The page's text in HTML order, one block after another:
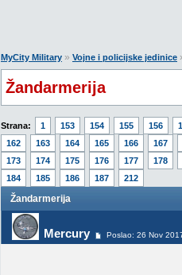
MyCity Military » Vojne i policijske jedinice
Žandarmerija
Strana: 1 153 154 155 156
162
163 164 165 166 167
173
174 175 176 177 178
184
185 186 187 212
Žandarmerija
Mercury Poslao: 26 Nov